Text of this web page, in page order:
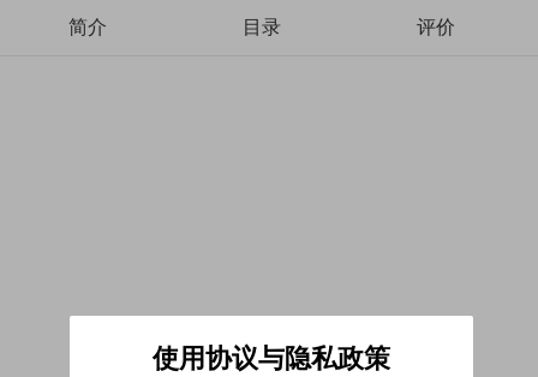
简介 目录 评价
使用协议与隐私政策